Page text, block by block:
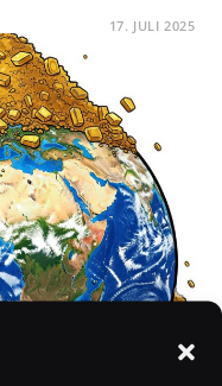
17. JULI 2025